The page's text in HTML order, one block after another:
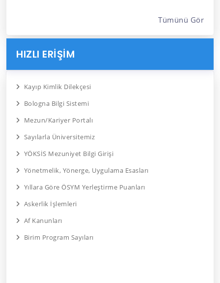
Tümünü Gör
HIZLI ERİŞİM
Kayıp Kimlik Dilekçesi
Bologna Bilgi Sistemi
Mezun/Kariyer Portalı
Sayılarla Üniversitemiz
YÖKSİS Mezuniyet Bilgi Girişi
Yönetmelik, Yönerge, Uygulama Esasları
Yıllara Göre ÖSYM Yerleştirme Puanları
Askerlik İşlemleri
Af Kanunları
Birim Program Sayıları